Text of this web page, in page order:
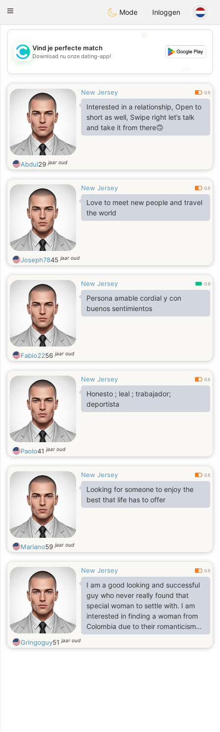
olombiaCitas
Toggle
Mode Inloggen
💖
💕
Vind je perfecte match
Download nu onze dating-app!
New Jersey 0.5
Interested in a relationship, Open to
short as well, Swipe right let’s talk
and take it from there🙃
Abdul29jaar oud
New Jersey 0.5
Love to meet new people and travel
the world
Joseph7845jaar oud
New Jersey 0.9
Persona amable cordial y con
buenos sentimientos
Fabio2256jaar oud
New Jersey 0.5
Honesto ; leal ; trabajador;
deportista
Paolo41jaar oud
New Jersey 0.5
Looking for someone to enjoy the
best that life has to offer
Mariano59jaar oud
New Jersey 0.5
I am a good looking and successful
guy who never really found that
special woman to settle with. I am
interested in finding a woman from
Colombia due to their romanticism
and love for life. Women in USA are
too greedy and selfish.
Gringoguy51jaar oud